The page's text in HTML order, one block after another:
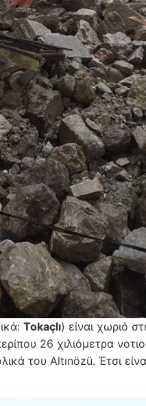
Tokaçlı) είναι χωριό
26 χιλιόμετρα
του Altınözü. Έτσι